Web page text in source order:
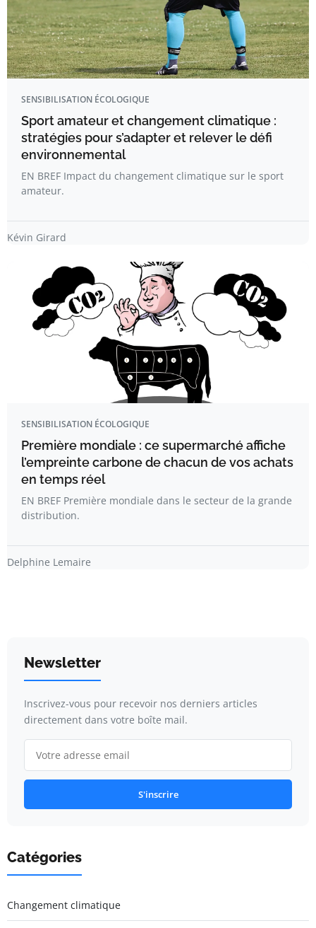
SENSIBILISATION ÉCOLOGIQUE
Sport amateur et changement climatique :
stratégies pour s’adapter et relever le défi
environnemental
EN BREF Impact du changement climatique sur le sport
amateur.
Kévin Girard
SENSIBILISATION ÉCOLOGIQUE
Première mondiale : ce supermarché affiche
l’empreinte carbone de chacun de vos achats
en temps réel
EN BREF Première mondiale dans le secteur de la grande
distribution.
Delphine Lemaire
Newsletter
Inscrivez-vous pour recevoir nos derniers articles
directement dans votre boîte mail.
S'inscrire
Catégories
Changement climatique